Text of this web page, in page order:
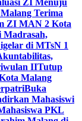
ZI Menuju
Terima
ZI MAN 2 Kota
Madrasah,
di MTsN 1
IITutup
Malang
Buka
Mahasiswi
PKL